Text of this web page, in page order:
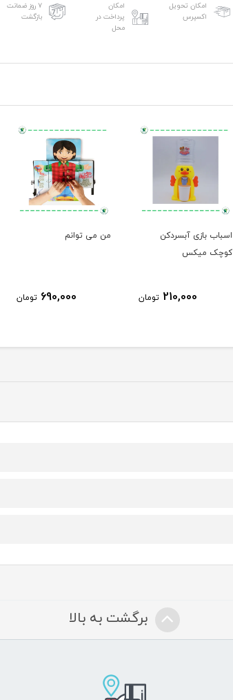
امکان تحویل
اکسپرس
امکان
پرداخت در
محل
۷ روز ضمانت
بازگشت
اسباب بازی آبسردکن
کوچک میکس
210,000 تومان
من می توانم
690,000 تومان
برگشت به بالا